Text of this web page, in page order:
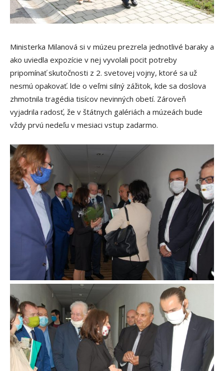
Ministerka Milanová si v múzeu prezrela jednotlivé baraky a
ako uviedla expozície v nej vyvolali pocit potreby
pripomínať skutočnosti z 2. svetovej vojny, ktoré sa už
nesmú opakovať. lde o veľmi silný zážitok, kde sa doslova
zhmotnila tragédia tisícov nevinných obetí. Zároveň
vyjadrila radosť, že v štátnych galériách a múzeách bude
vždy prvú nedeľu v mesiaci vstup zadarmo.